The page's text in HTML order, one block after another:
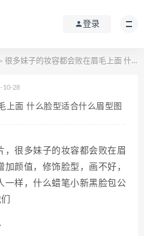
登录
> 很多妹子的妆容都会败在眉毛上面 什么脸型适合什么眉型图片
10-28
上面 什么脸型适合什么眉型图
，很多妹子的妆容都会败在眉
颜值，修饰脸型，画不好，
一样，什么蜡笔小新黑脸包公